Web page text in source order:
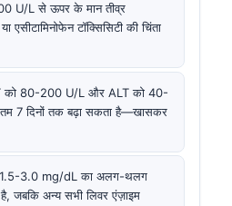
U/L से ऊपर के मान तीव्र
एसीटामिनोफेन टॉक्सिसिटी की चिंता
को 80-200 U/L और ALT को 40-
7 दिनों तक बढ़ा सकता है—खासकर
3.0 mg/dL का अलग-थलग
है, जबकि अन्य सभी लिवर एंज़ाइम